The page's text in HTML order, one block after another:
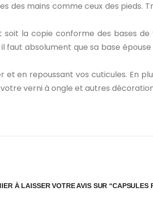
des mains comme ceux des pieds.
la copie conforme des bases de
faut absolument que sa base
en repoussant vos cuticules. En
verni à ongle et autres
À LAISSER VOTRE AVIS SUR “CAPSULES